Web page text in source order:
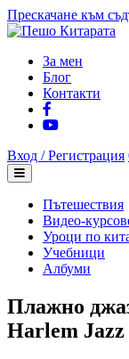
Прескачане към
За мен
Блог
Контакти
Вход / Регистрация
Пътешествия
Видео-
Уроци по
Учебници
Албуми
Плажно
Harlem Jazz